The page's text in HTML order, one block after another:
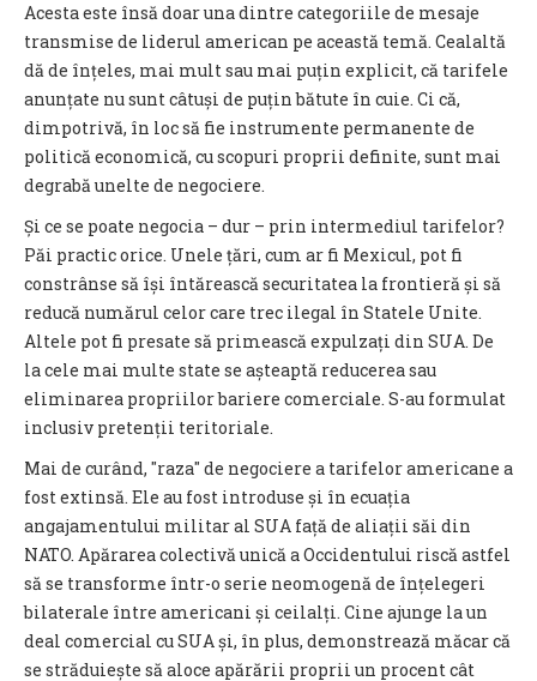
Acesta este însă doar una dintre categoriile de mesaje
transmise de liderul american pe această temă. Cealaltă
dă de înțeles, mai mult sau mai puțin explicit, că tarifele
anunțate nu sunt câtuși de puțin bătute în cuie. Ci că,
dimpotrivă, în loc să fie instrumente permanente de
politică economică, cu scopuri proprii definite, sunt mai
degrabă unelte de negociere.
Și ce se poate negocia – dur – prin intermediul tarifelor?
Păi practic orice. Unele țări, cum ar fi Mexicul, pot fi
constrânse să își întărească securitatea la frontieră și să
reducă numărul celor care trec ilegal în Statele Unite.
Altele pot fi presate să primească expulzați din SUA. De
la cele mai multe state se așteaptă reducerea sau
eliminarea propriilor bariere comerciale. S-au formulat
inclusiv pretenții teritoriale.
Mai de curând, ″raza″ de negociere a tarifelor americane a
fost extinsă. Ele au fost introduse și în ecuația
angajamentului militar al SUA față de aliații săi din
NATO. Apărarea colectivă unică a Occidentului riscă astfel
să se transforme într-o serie neomogenă de înțelegeri
bilaterale între americani și ceilalți. Cine ajunge la un
deal comercial cu SUA și, în plus, demonstrează măcar că
se străduiește să aloce apărării proprii un procent cât